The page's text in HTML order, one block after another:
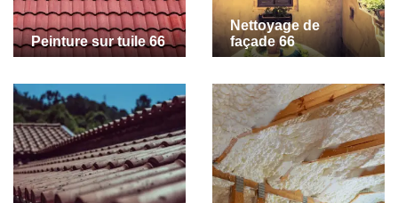
Peinture sur tuile 66
Nettoyage de
façade 66